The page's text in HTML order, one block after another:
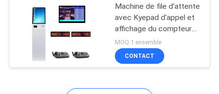
sans fil de file
Machine de file d'attente
avec Kyepad d'appel et
affichage du compteur
LED et affichage des
informations de file
d'attente
MOQ:1 ensemble
CONTACT